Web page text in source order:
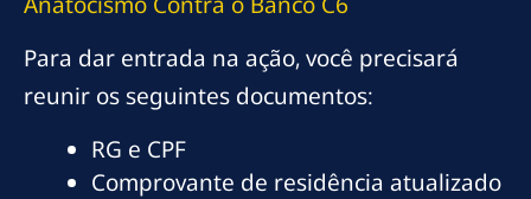
Para dar entrada na ação, você precisará
reunir os seguintes documentos:
RG e CPF
Comprovante de residência atualizado